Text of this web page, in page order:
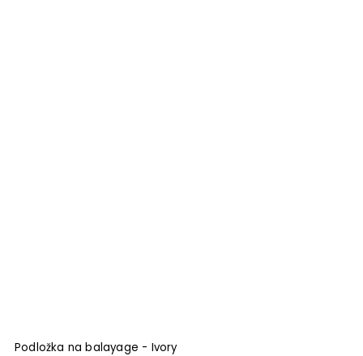
Podložka na balayage - Ivory